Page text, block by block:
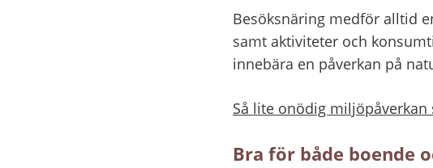
Besöksnäring medför alltid
samt aktiviteter och
innebära en påverkan på
Så lite onödig
Bra för både boende